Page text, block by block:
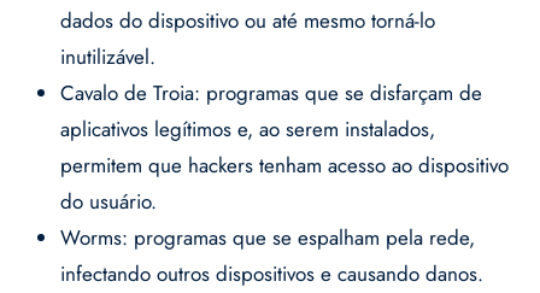
dados do dispositivo ou até mesmo torná-lo
inutilizável.
Cavalo de Troia: programas que se disfarçam de
aplicativos legítimos e, ao serem instalados,
permitem que hackers tenham acesso ao dispositivo
do usuário.
Worms: programas que se espalham pela rede,
infectando outros dispositivos e causando danos.